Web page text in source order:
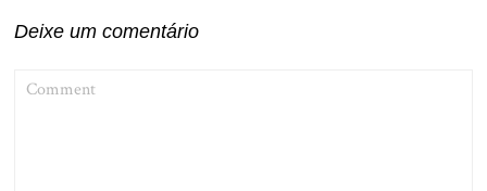
Deixe um comentário